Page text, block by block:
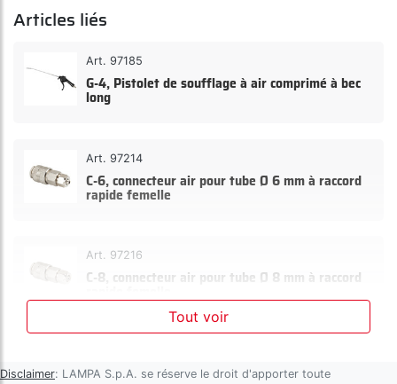
Articles liés
Art. 97185
G-4, Pistolet de soufflage à air comprimé à bec
long
Art. 97214
C-6, connecteur air pour tube Ø 6 mm à raccord
rapide femelle
Art. 97216
C-8, connecteur air pour tube Ø 8 mm à raccord
C-5 Adaptateur air, fiche Italie - raccord Asie
Tout voir
Disclaimer: LAMPA S.p.A. se réserve le droit d'apporter toute